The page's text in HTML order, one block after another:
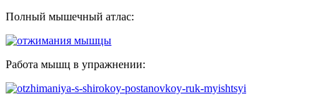
Полный мышечный атлас:
Работа мышц в упражнении: